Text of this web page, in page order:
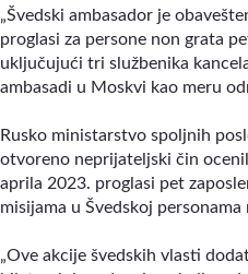
„Švedski ambasador je
proglasi za persone non grata
uključujući tri službenika
ambasadi u Moskvi kao meru
Rusko ministarstvo spoljnih
otvoreno neprijateljski čin
aprila 2023. proglasi pet
misijama u Švedskoj personama
„Ove akcije švedskih vlasti